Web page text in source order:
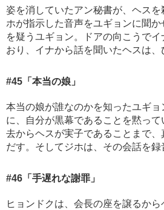
姿を消していたアン秘書が、ヘス
ホが指示した音声をユギョンに聞
を疑うユギョン。ドアの向こうで
おり、イナから話を聞いたヘスは、
#45 「本当の娘」
本当の娘が誰なのかを知ったユギ
に、自分が黒幕であることを黙っ
去からヘスが実子であることまで
だす。そしてジホは、その会話を録
#46 「手遅れな謝罪」
ヒョンドクは、会長の座を譲るか